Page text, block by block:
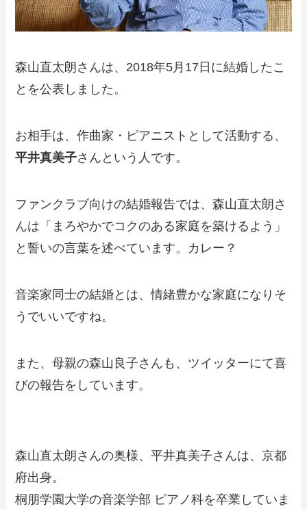
森山直太朗さんは、2018年5月17日に結婚したこ
とを公表しました。
お相手は、作曲家・ピアニストとして活動する、
平井真美子さんという人です。
ファンクラブ向けの結婚報告では、森山直太朗さ
んは「まろやかでコクのある家庭を築けるよう」
と誓いの言葉を述べています。カレー？
音楽家同士の結婚とは、情緒豊かな家庭になりそ
うでいいですね。
また、母親の森山良子さんも、ツイッターにて喜
びの報告をしています。
森山直太朗さんの奥様、平井真美子さんは、京都
府出身。
桐朋学園大学の音楽学部 ピアノ科を卒業していま